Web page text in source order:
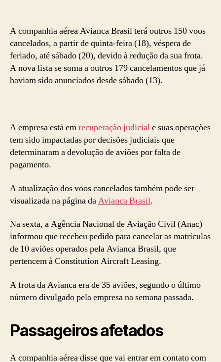
A companhia aérea Avianca Brasil terá outros 150 voos
cancelados, a partir de quinta-feira (18), véspera de
feriado, até sábado (20), devido à redução da sua frota.
A nova lista se soma a outros 179 cancelamentos que já
haviam sido anunciados desde sábado (13).
A empresa está emrecuperação judiciale suas operações
tem sido impactadas por decisões judiciais que
determinaram a devolução de aviões por falta de
pagamento.
A atualização dos voos cancelados também pode ser
visualizada na página daAvianca Brasil.
Na sexta, a Agência Nacional de Aviação Civil (Anac)
informou que recebeu pedido para cancelar as matrículas
de 10 aviões operados pela Avianca Brasil, que
pertencem à Constitution Aircraft Leasing.
A frota da Avianca era de 35 aviões, segundo o último
número divulgado pela empresa na semana passada.
Passageiros afetados
A companhia aérea disse que vai entrar em contato com